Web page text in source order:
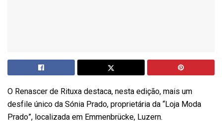
O Renascer de Rituxa destaca, nesta edição, mais um
desfile único da Sónia Prado, proprietária da “Loja Moda
Prado”, localizada em Emmenbrücke, Luzern.